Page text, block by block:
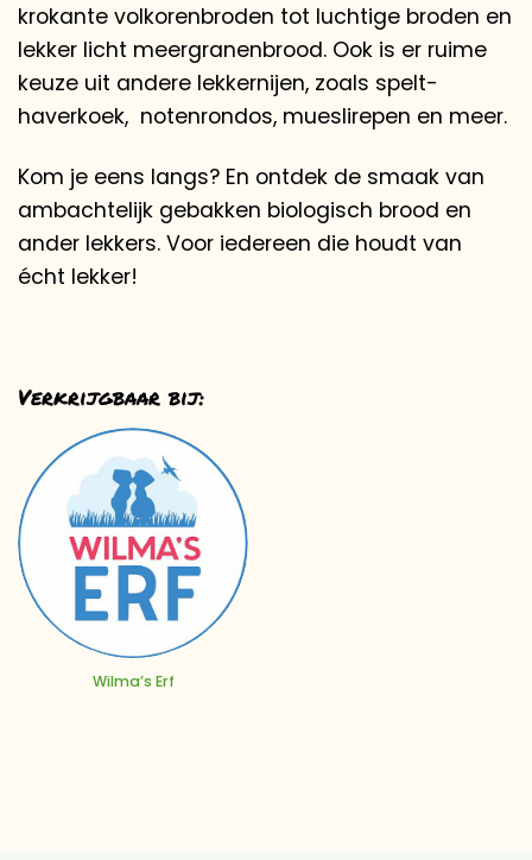
krokante volkorenbroden tot luchtige broden en
lekker licht meergranenbrood. Ook is er ruime
keuze uit andere lekkernijen, zoals spelt-
haverkoek, notenrondos, mueslirepen en meer.
Kom je eens langs? En ontdek de smaak van
ambachtelijk gebakken biologisch brood en
ander lekkers. Voor iedereen die houdt van
écht lekker!
Verkrijgbaar bij:
Wilma’s Erf